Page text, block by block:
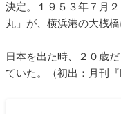
決定。１９５３年７月
丸」が、横浜港の大桟
日本を出た時、２０歳
ていた。（初出：月刊『